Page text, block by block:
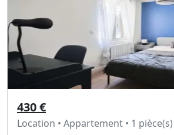
430 €
Location • Appartement • 1 pièce(s)